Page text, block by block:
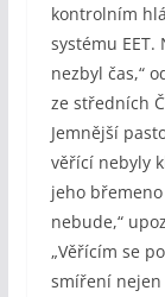
kontrolním
systému
nezbyl čas,“
ze středních
Jemnější
věřící nebyly
jeho
nebude,“
„Věřícím se
smíření nejen